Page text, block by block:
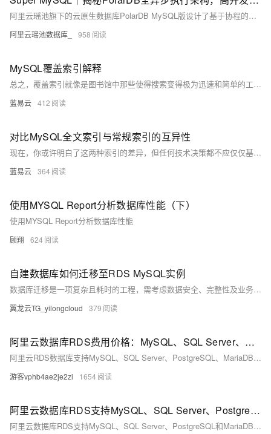
阿里云瑶池旗下的云原生数据库PolarDB MySQL版设计了基于协程的全异步执行架构，实现鉴权、事务提交、锁等待等核心逻辑的异步化执行，这是业界首个真正意义上实现全异步执行架构的MySQL数据库产品，显著提升了PolarDB MySQL的高并发处理能力，其中通用写入性能提升超过70%，长尾延迟降低60%以上。
阿里云瑶池数据库_ 958
MySQL覆盖索引解释
总之，覆盖索引就像是图书馆中那些使得搜索变得极为迅速和简单的工具，一旦正确使用，就会让你的数据库查询飞快而轻便。让数据检索就像是读者在图书目录中以最快速度找到所需信息一样简便。这样的效率和速度，让覆盖索引成为数据库优化师傅们手中的尚方宝剑，既能够提升性能，又能够保持系统的整洁高效。
蓝易云 412
对比MySQL全文索引与常规索引的互异性
现在，你或许明白了这两种索引的差异，但任何技术决策都不应仅仅基于理论之上。你可以创建你的数据库实验环境，尝试不同类型的索引，看看它们如何影响性能，感受它们真实的力量。只有这样，你才能熟悉它们，掌握什么时候使用全文索引，什么时候使用常规索引，以适应复杂多变的业务需求。
蓝易云 364
使用MYSQL Report分析数据库性能（下）
使用MYSQL Report分析数据库性能
顾翔 624
自建数据库如何迁移至RDS MySQL实例
数据库迁移是一项复杂且耗时的工程，需考虑数据安全、完整性及业务中断影响。使用阿里云数据传输服务DTS，可快速、平滑完成迁移任务，将应用停机时间降至分钟级。您还可通过全量备份自建数据库并恢复至RDS MySQL实例，实现间接迁移上云。
翼龙云TG_yilongcloud 379
阿里云数据库RDS费用价格：MySQL、SQL Server、PostgreSQL和MariaDB引擎收费标准
阿里云RDS数据库支持MySQL、SQL Server、PostgreSQL、MariaDB，多种引擎优惠上线！MySQL倚天版88元/年，SQL Server 2核4G仅299元/年，PostgreSQL 227元/年起。高可用、可弹性伸缩，安全稳定。详情见官网活动页。
游客vphb4ae2je2zi 1654
阿里云数据库RDS支持MySQL、SQL Server、PostgreSQL和MariaDB引擎
阿里云数据库RDS支持MySQL、SQL Server、PostgreSQL和MariaDB引擎，提供高性价比、稳定安全的云数据库服务，适用于多种行业与业务场景。